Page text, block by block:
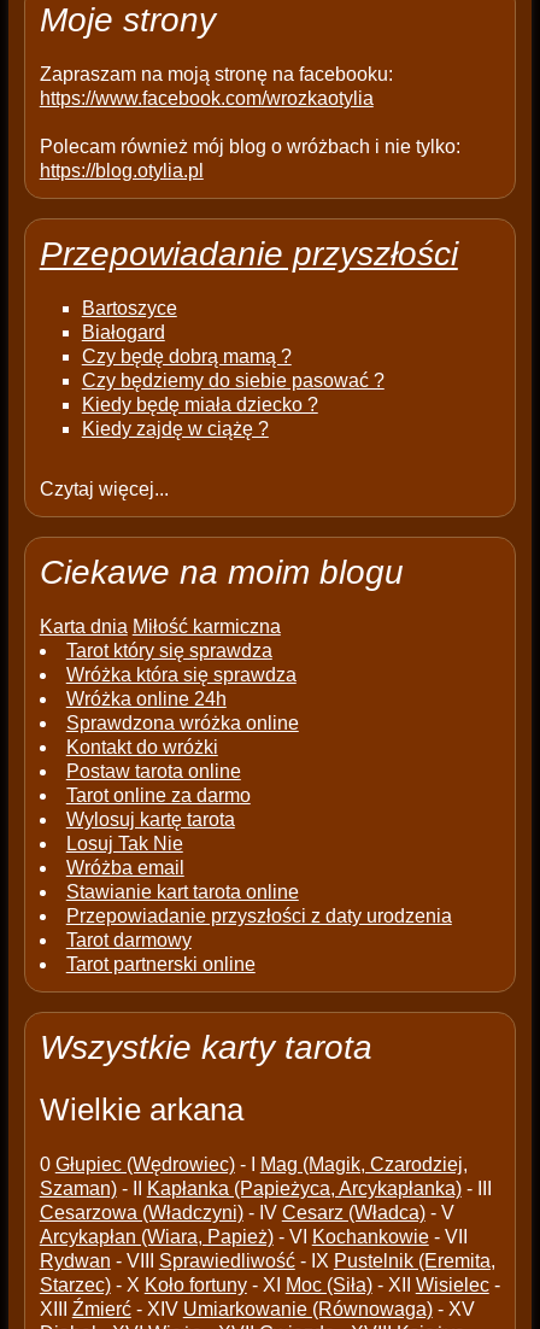
y
Moje strony
Zapraszam na moją stronę na facebooku:
https://www.facebook.com/wrozkaotylia
Polecam również mój blog o wróżbach i nie tylko:
https://blog.otylia.pl
Przepowiadanie przyszłości
Bartoszyce
Białogard
Czy będę dobrą mamą ?
Czy będziemy do siebie pasować ?
Kiedy będę miała dziecko ?
Kiedy zajdę w ciążę ?
Czytaj więcej...
Ciekawe na moim blogu
Karta dnia Miłość karmiczna
Tarot który się sprawdza
Wróżka która się sprawdza
Wróżka online 24h
Sprawdzona wróżka online
Kontakt do wróżki
Postaw tarota online
Tarot online za darmo
Wylosuj kartę tarota
Losuj Tak Nie
Wróżba email
Stawianie kart tarota online
Przepowiadanie przyszłości z daty urodzenia
Tarot darmowy
Tarot partnerski online
Wszystkie karty tarota
Wielkie arkana
0 Głupiec (Wędrowiec)- I
Mag (Magik, Czarodziej,
Szaman)- II Kapłanka (Papieżyca, Arcykapłanka)- III
Cesarzowa (Władczyni)- IV Cesarz (Władca)- V
Arcykapłan (Wiara, Papież)- VI Kochankowie- VII
Rydwan - VIII Sprawiedliwość- IX Pustelnik (Eremita,
Starzec)- X Koło fortuny- XI Moc (Siła)- XII Wisielec-
XIII Źmierć- XIV Umiarkowanie (Równowaga)- XV